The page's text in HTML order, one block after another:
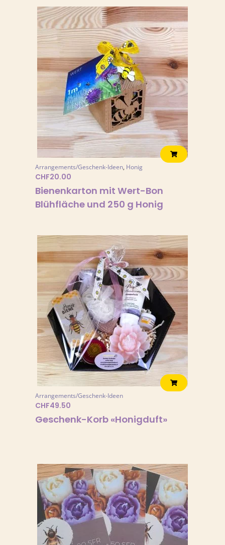
Arrangements/Geschenk-Ideen, Honig
CHF20.00
Bienenkarton mit Wert-Bon
Blühfläche und 250 g Honig
Arrangements/Geschenk-Ideen
CHF49.50
Geschenk-Korb «Honigduft»